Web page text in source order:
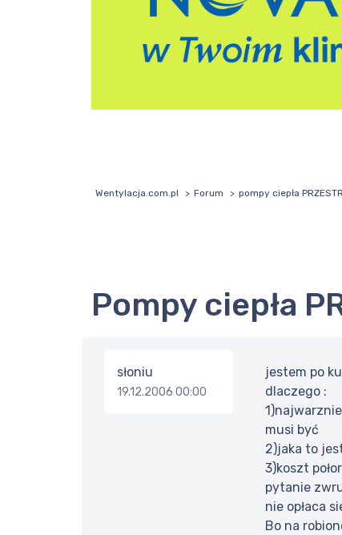
Wentylacja.com.pl Forum pompy ciepła
pompy ciepła
słoniu
19.12.2006 00:00
jestem po
dlaczego :
musi być
2)jaka to
3)koszt
pytanie
nie opłaca
Bo na